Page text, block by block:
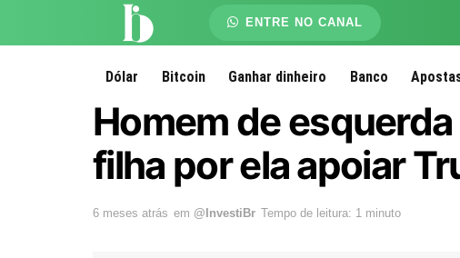
ENTRE NO CANAL
Dólar Bitcoin Ganhar dinheiro Banco
Homem de
filha por ela apoiar
6 meses atrás em @InvestiBr Tempo de leitura: 1 minuto